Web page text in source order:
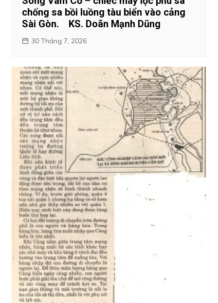
chống sa bồi luồng tàu biển vào cảng
Sài Gòn. KS. Doãn Mạnh Dũng
30 Tháng 7, 2026